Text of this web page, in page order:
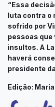
“Essa
luta contra o
sofrido por
pessoas que
insultos. A
haverá
presidente
Edição: